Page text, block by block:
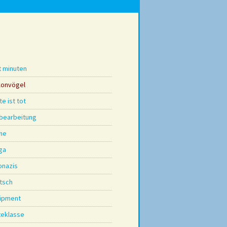
minuten
ist tot